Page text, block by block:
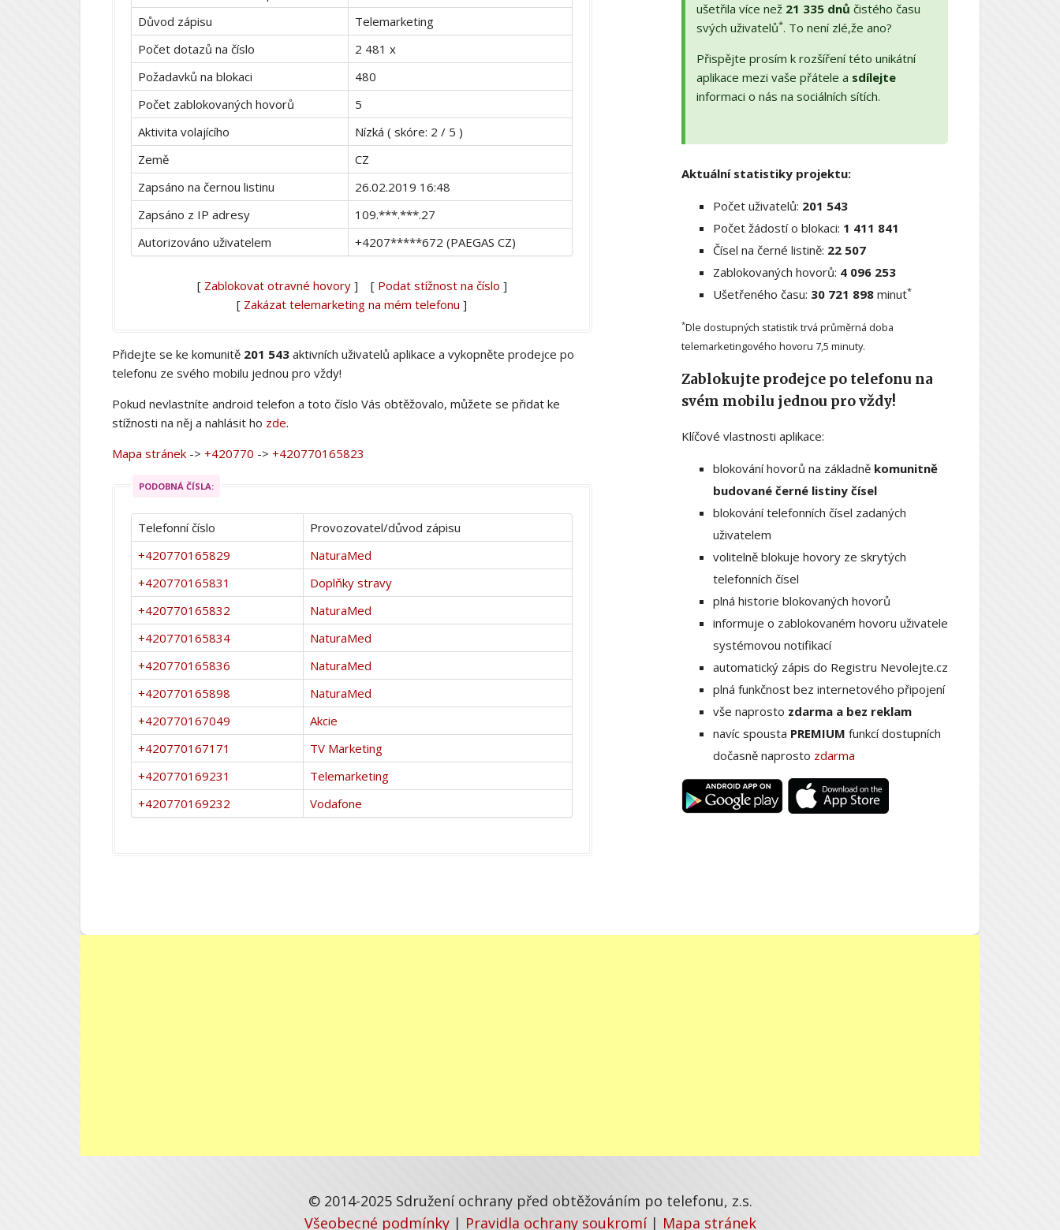
Důvod zápisu
Telemarketing
Počet dotazů na číslo
2 481 x
Požadavků na blokaci
480
Počet zablokovaných hovorů
5
Aktivita volajícího
Nízká ( skóre: 2 / 5 )
Země
CZ
Zapsáno na černou listinu
26.02.2019 16:48
Zapsáno z IP adresy
109.***.***.27
Autorizováno uživatelem
+4207*****672 (PAEGAS CZ)
[ Zablokovat otravné hovory] [ Podat stížnost na číslo ]
[ Zakázat telemarketing na mém telefonu ]
Přidejte se ke komunitě 201 543 aktivních uživatelů aplikace a vykopněte prodejce po
telefonu ze svého mobilu jednou pro vždy!
Pokud nevlastníte android telefon a toto číslo Vás obtěžovalo, můžete se přidat ke
stížnosti na něj a nahlásit ho zde.
Mapa stránek -> +420770 -> +420770165823
PODOBNÁ ČÍSLA:
Telefonní číslo
Provozovatel/důvod zápisu
+420770165829
NaturaMed
+420770165831
Doplňky stravy
+420770165832
NaturaMed
+420770165834
NaturaMed
+420770165836
NaturaMed
+420770165898
NaturaMed
+420770167049
Akcie
+420770167171
TV Marketing
+420770169231
Telemarketing
+420770169232
Vodafone
ušetřila více než 21 335 dnů čistého času
svých uživatelů*. To není zlé,že ano?
Přispějte prosím k rozšíření této unikátní
aplikace mezi vaše přátele a sdílejte
informaci o nás na sociálních sítích.
Aktuální statistiky projektu:
Počet uživatelů: 201 543
Počet žádostí o blokaci: 1 411 841
Čísel na černé listině: 22 507
Zablokovaných hovorů: 4 096 253
Ušetřeného času: 30 721 898minut*
*Dle dostupných statistik trvá průměrná doba
telemarketingového hovoru 7,5 minuty.
Zablokujte prodejce po telefonu na
svém mobilu jednou pro vždy!
Klíčové vlastnosti aplikace:
blokování hovorů na základně komunitně
budované černé listiny čísel
blokování telefonních čísel zadaných
uživatelem
volitelně blokuje hovory ze skrytých
telefonních čísel
plná historie blokovaných hovorů
informuje o zablokovaném hovoru uživatele
systémovou notifikací
automatický zápis do Registru Nevolejte.cz
plná funkčnost bez internetového připojení
vše naprosto zdarma a bez reklam
navíc spousta PREMIUM funkcí dostupních
dočasně naprosto zdarma
© 2014-2025 Sdružení ochrany před obtěžováním po telefonu, z.s.
Všeobecné podmínky | Pravidla ochrany soukromí | Mapa stránek